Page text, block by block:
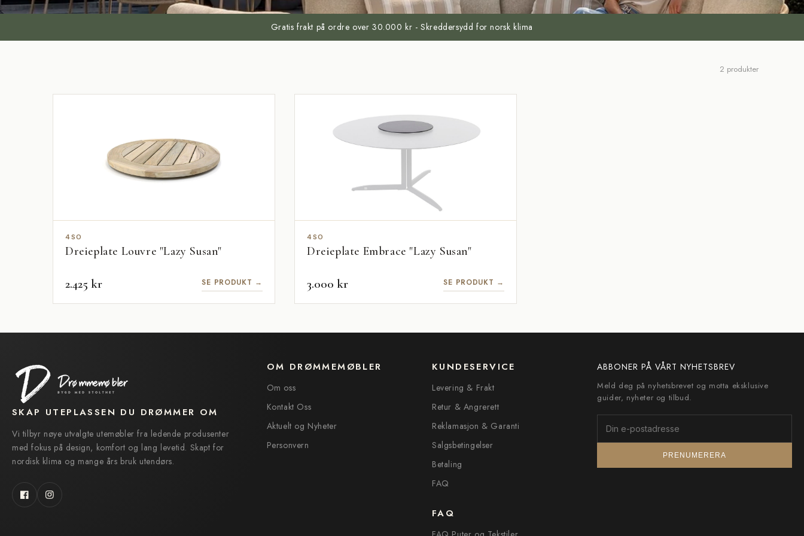
Gratis frakt på ordre over 30.000 kr - Skreddersydd for norsk klima
2 produkter
4SO
Dreieplate Louvre "Lazy Susan"
2.425 kr SE PRODUKT →
4SO
Dreieplate Embrace "Lazy Susan"
3.000 kr SE PRODUKT →
SKAP UTEPLASSEN DU DRØMMER OM
Vi tilbyr nøye utvalgte utemøbler fra ledende produsenter
med fokus på design, komfort og lang levetid. Skapt for
nordisk klima og mange års bruk utendørs.
FacebookInstagram
OM DRØMMEMØBLER
Om oss
Kontakt Oss
Aktuelt og Nyheter
Personvern
KUNDESERVICE
Levering & Frakt
Retur & Angrerett
Reklamasjon & Garanti
Salgsbetingelser
Betaling
FAQ
FAQ
ABBONER PÅ VÅRT NYHETSBREV
Meld deg på nyhetsbrevet og motta eksklusive
guider, nyheter og tilbud.
PRENUMERERA